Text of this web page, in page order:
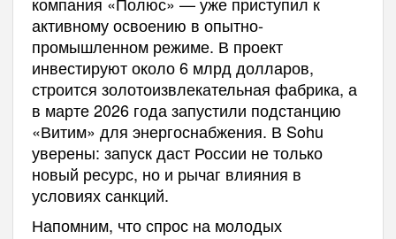
активному освоению в опытно-
промышленном режиме. В проект
инвестируют около 6 млрд долларов,
строится золотоизвлекательная фабрика, а
в марте 2026 года запустили подстанцию
«Витим» для энергоснабжения. В Sohu
уверены: запуск даст России не только
новый ресурс, но и рычаг влияния в
условиях санкций.
Напомним, что спрос на молодых